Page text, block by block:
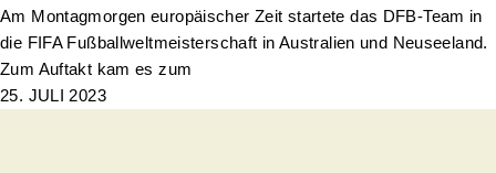
Am Montagmorgen europäischer Zeit startete das DFB-Team in
die FIFA Fußballweltmeisterschaft in Australien und Neuseeland.
Zum Auftakt kam es zum
25. JULI 2023